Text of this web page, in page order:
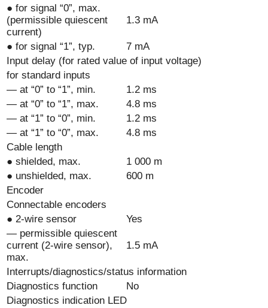
● for signal “0”, max.
(permissible quiescent
current)
1.3 mA
● for signal “1”, typ.
7 mA
Input delay (for rated value of input voltage)
for standard inputs
— at “0” to “1”, min.
1.2 ms
— at “0” to “1”, max.
4.8 ms
— at “1” to “0”, min.
1.2 ms
— at “1” to “0”, max.
4.8 ms
Cable length
● shielded, max.
1 000 m
● unshielded, max.
600 m
Encoder
Connectable encoders
● 2-wire sensor
Yes
— permissible quiescent
current (2-wire sensor),
max.
1.5 mA
Interrupts/diagnostics/status information
Diagnostics function
No
Diagnostics indication LED